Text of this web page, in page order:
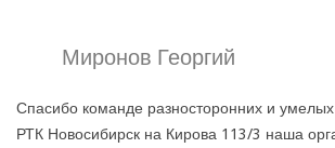
Миронов Георгий
Спасибо команде разносторонних и
РТК Новосибирск на Кирова 113/3 наша